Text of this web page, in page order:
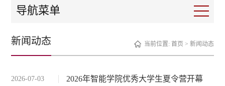
导航菜单
当前位置: 首页 > 新闻动态
新闻动态
2026-07-03 2026年智能学院优秀大学生夏令营开幕